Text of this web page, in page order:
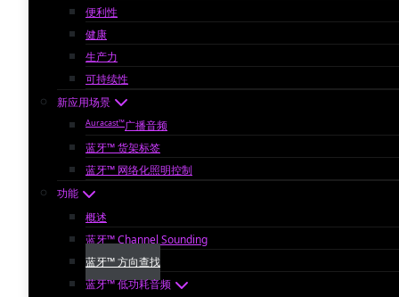
便利性
健康
生产力
可持续性
新应用场景
Auracast™广播音频
蓝牙™ 货架标签
蓝牙™ 网络化照明控制
功能
概述
蓝牙™ Channel Sounding
蓝牙™ 方向查找
蓝牙™ 低功耗音频